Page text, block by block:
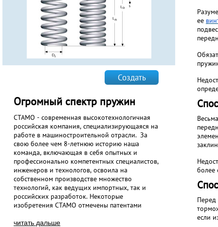
Создать
Огромный спектр пружин
СТАМО - современная высокотехнологичная
российская компания, специализирующаяся на
работе в машиностроительной отрасли. За
свою более чем 8-летнюю историю наша
команда, включающая в себя опытных и
профессионально компетентных специалистов,
инженеров и технологов, освоила на
собственном производстве множество
технологий, как ведущих импортных, так и
российских разработок. Некоторые
изобретения СТАМО отмечены патентами
читать дальше
ее
более
Перед
если